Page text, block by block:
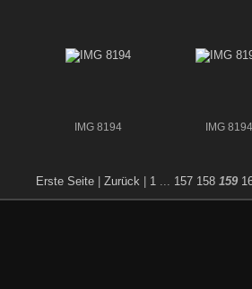
IMG 8194 IMG
Erste Seite Zurück 1 157 158 159